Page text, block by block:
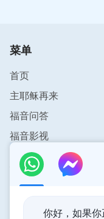
菜单
首页
主耶稣再来
福音问答
福音影视
联系我们
你好，如果你